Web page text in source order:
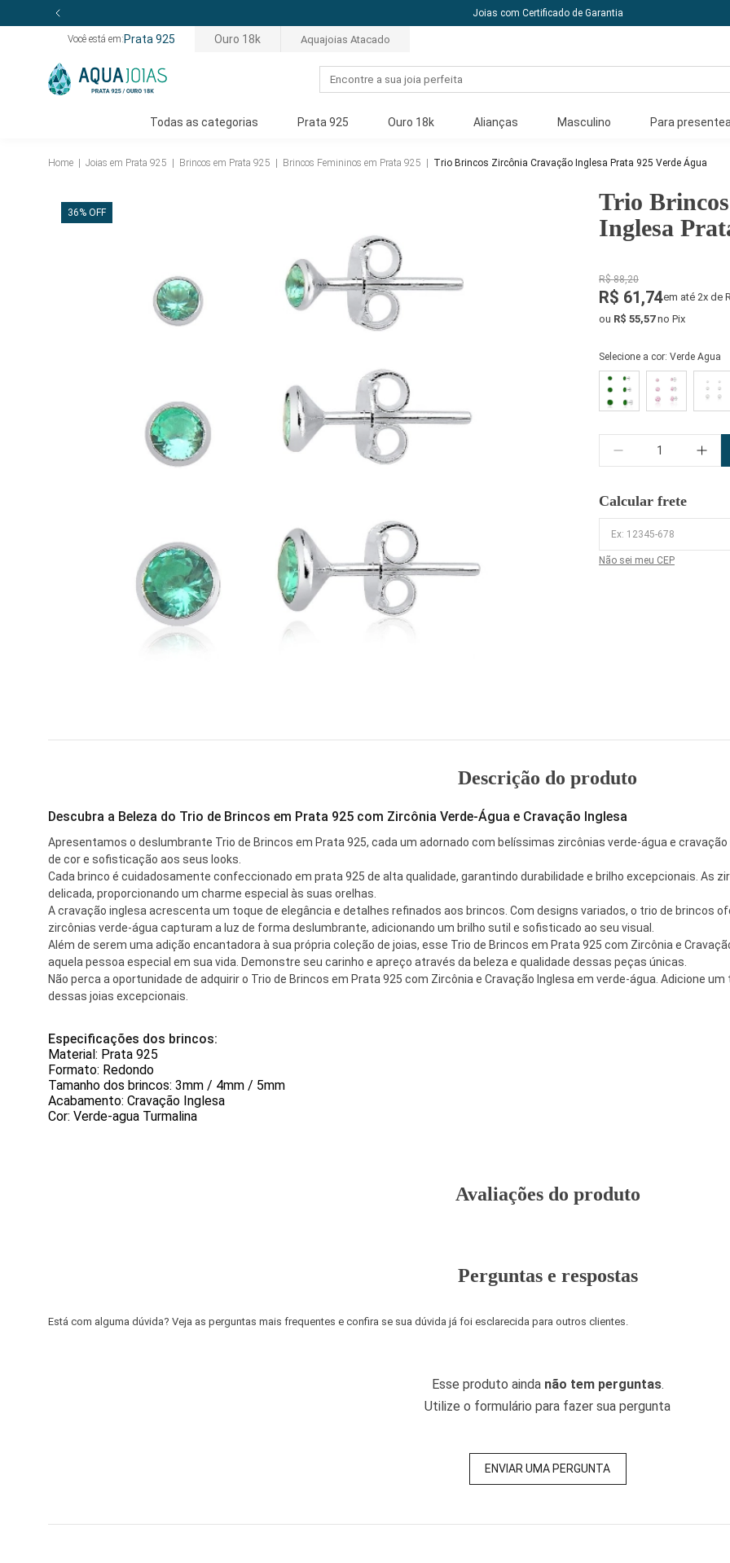
Você está em: Prata 925 Ouro 18k Aquajoias Atacado
Todas as categorias Prata 925 Ouro 18k Alianças Masculino Para
Home | Joias em Prata 925 | Brincos em Prata 925 | Brincos Femininos em Prata 925 | Trio Brincos Zircônia Cravação Inglesa Prata 925 Verde Água
36% OFF
Trio
Inglesa
R$ 88,20
R$ 61,74em até 2x de
ou R$ 55,57no Pix
Selecione a cor: Verde Agua
Quantidade
Calcular frete
Não sei meu CEP
Descrição do produto
Descubra a Beleza do Trio de Brincos em Prata 925 com Zircônia Verde-Água e Cravação Inglesa
Apresentamos o deslumbrante Trio de Brincos em Prata 925, cada um adornado com belíssimas zircônias verde-água e
de cor e sofisticação aos seus looks.
Cada brinco é cuidadosamente confeccionado em prata 925 de alta qualidade, garantindo durabilidade e brilho excepcionais. As
delicada, proporcionando um charme especial às suas orelhas.
A cravação inglesa acrescenta um toque de elegância e detalhes refinados aos brincos. Com designs variados, o trio de brincos
zircônias verde-água capturam a luz de forma deslumbrante, adicionando um brilho sutil e sofisticado ao seu visual.
Além de serem uma adição encantadora à sua própria coleção de joias, esse Trio de Brincos em Prata 925 com Zircônia e
aquela pessoa especial em sua vida. Demonstre seu carinho e apreço através da beleza e qualidade dessas peças únicas.
Não perca a oportunidade de adquirir o Trio de Brincos em Prata 925 com Zircônia e Cravação Inglesa em verde-água. Adicione
dessas joias excepcionais.
Especificações dos brincos:
Material: Prata 925
Formato: Redondo
Tamanho dos brincos: 3mm / 4mm / 5mm
Acabamento: Cravação Inglesa
Cor: Verde-agua Turmalina
Avaliações do produto
Perguntas e respostas
Está com alguma dúvida? Veja as perguntas mais frequentes e confira se sua dúvida já foi esclarecida para outros clientes.
Esse produto ainda não tem perguntas.
Utilize o formulário para fazer sua pergunta
ENVIAR UMA PERGUNTA